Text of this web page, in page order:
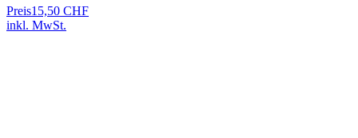
Preis15,50 CHF
inkl. MwSt.